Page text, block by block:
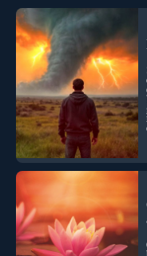
disparaître ? Au fil de cet échange, Nicolas raconte ses
expériences les plus
explorations du cosmos,
durant ses sorties,
sensation étrange
! Sommes-nous à
Sans doute. Mais
territoires avec